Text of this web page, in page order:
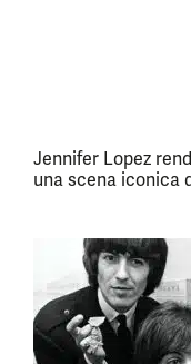
Jennifer Lopez
una scena iconica